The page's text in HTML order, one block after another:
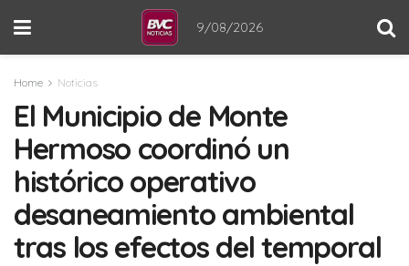
9/08/2026
Home Noticias
El Municipio de Monte
Hermoso coordinó un
histórico operativo
desaneamiento ambiental
tras los efectos del temporal